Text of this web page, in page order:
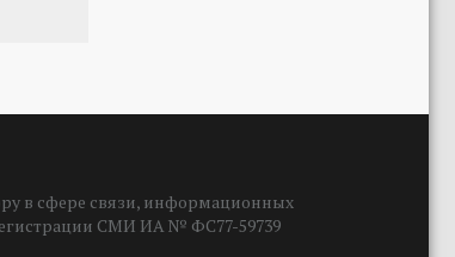
в сфере связи, информационных
СМИ ИА № ФС77-59739